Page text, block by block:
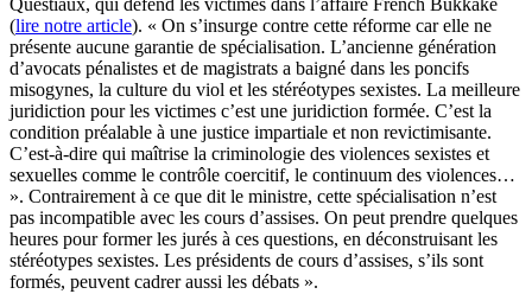
Questiaux, qui défend les victimes dans l’affaire French Bukkake
(lire notre article). « On s’insurge contre cette réforme car elle ne
présente aucune garantie de spécialisation. L’ancienne génération
d’avocats pénalistes et de magistrats a baigné dans les poncifs
misogynes, la culture du viol et les stéréotypes sexistes. La meilleure
juridiction pour les victimes c’est une juridiction formée. C’est la
condition préalable à une justice impartiale et non revictimisante.
C’est-à-dire qui maîtrise la criminologie des violences sexistes et
sexuelles comme le contrôle coercitif, le continuum des violences…
». Contrairement à ce que dit le ministre, cette spécialisation n’est
pas incompatible avec les cours d’assises. On peut prendre quelques
heures pour former les jurés à ces questions, en déconstruisant les
stéréotypes sexistes. Les présidents de cours d’assises, s’ils sont
formés, peuvent cadrer aussi les débats ».